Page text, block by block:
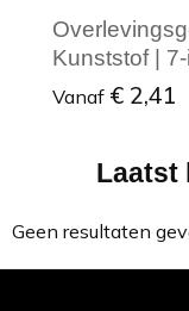
Kunststof |
Vanaf € 2,41
Minimale
Laatst
Geen resultaten